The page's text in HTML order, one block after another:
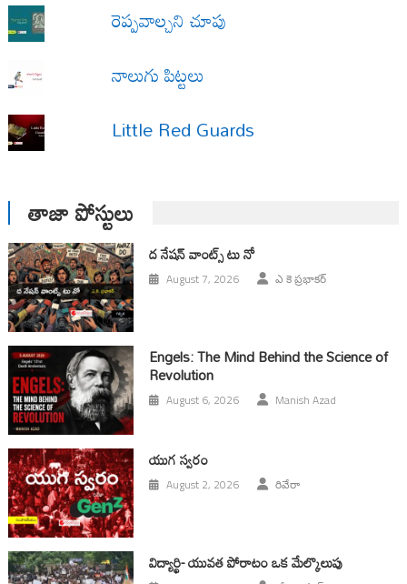
రెప్పవాల్చని చూపు
నాలుగు పిట్టలు
Little Red Guards
తాజా పోస్టులు
ద నేషన్ వాంట్స్ టు నో
August 7, 2026 ఎ కె ప్రభాకర్
Engels: The Mind Behind the Science of
Revolution
August 6, 2026 Manish Azad
యుగ స్వ‌రం
August 2, 2026 రివేరా
విద్యార్థి- యువత పోరాటం ఒక మేల్కొలుపు